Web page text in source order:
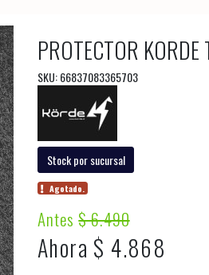
PROTECTOR KORDE
SKU: 66837083365703
Stock por sucursal
Agotado.
Antes$ 6.490
Ahora $ 4.868